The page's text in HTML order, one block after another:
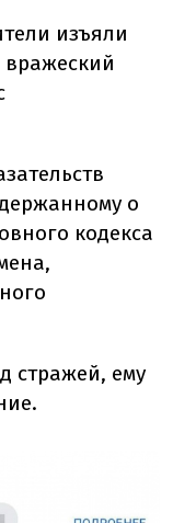
изъяли
о
кодекса
стражей, ему